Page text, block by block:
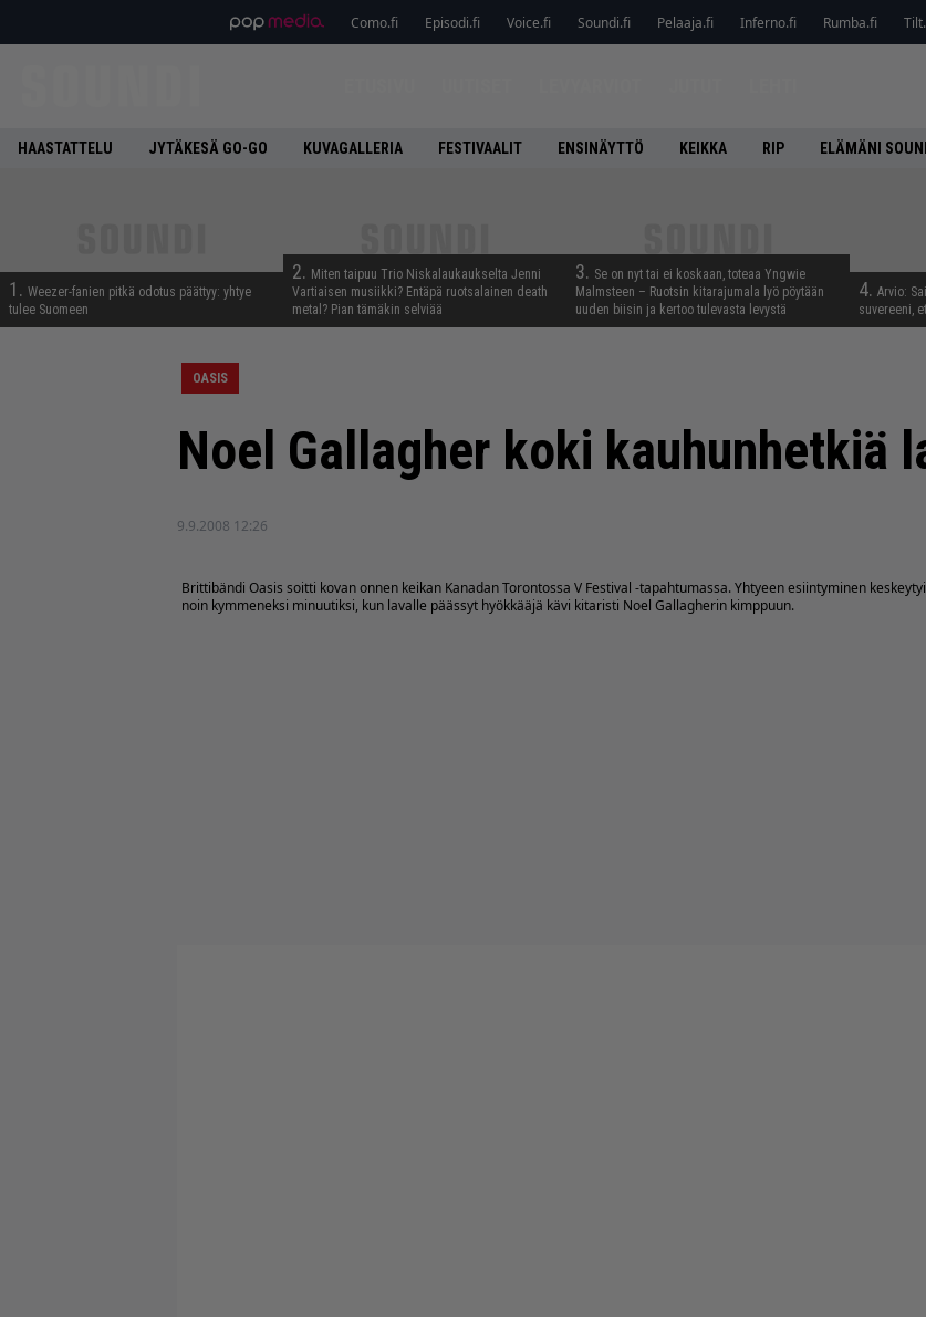
Como.fi Episodi.fi Voice.fi Soundi.fi Pelaaja.fi Inferno.fi Rumba.fi
HAASTATTELU JYTÄKESÄ GO-GO KUVAGALLERIA FESTIVAALIT ENSINÄYTTÖ KEIKKA RIP ELÄMÄNI
1. Weezer-fanien pitkä odotus päättyy: yhtye
tulee Suomeen
2. Miten taipuu Trio Niskalaukaukselta Jenni
Vartiaisen musiikki? Entäpä ruotsalainen death
metal? Pian tämäkin selviää
3. Se on nyt tai ei koskaan, toteaa Yngwie
Malmsteen – Ruotsin kitarajumala lyö pöytään
uuden biisin ja kertoo tulevasta levystä
4. Arvio:
suvereeni,
OASIS
Noel Gallagher koki kauhunhetkiä
9.9.2008 12:26
Brittibändi Oasis soitti kovan onnen keikan Kanadan Torontossa V Festival -tapahtumassa. Yhtyeen esiintyminen keskeytyi
noin kymmeneksi minuutiksi, kun lavalle päässyt hyökkääjä kävi kitaristi Noel Gallagherin kimppuun.